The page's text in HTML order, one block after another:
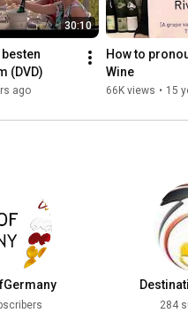
30:10
(DVD)
ago
How to
Wine
66K views • 15
284